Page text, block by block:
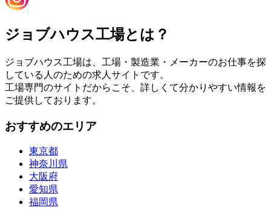
ジョブハウス工場とは？
ジョブハウス工場は、工場・製造業・メーカーのお仕事を探
している人のための求人サイトです。
工場専門のサイトだからこそ、詳しくて分かりやすい情報を
ご提供しております。
おすすめのエリア
東京都
神奈川県
大阪府
愛知県
福岡県